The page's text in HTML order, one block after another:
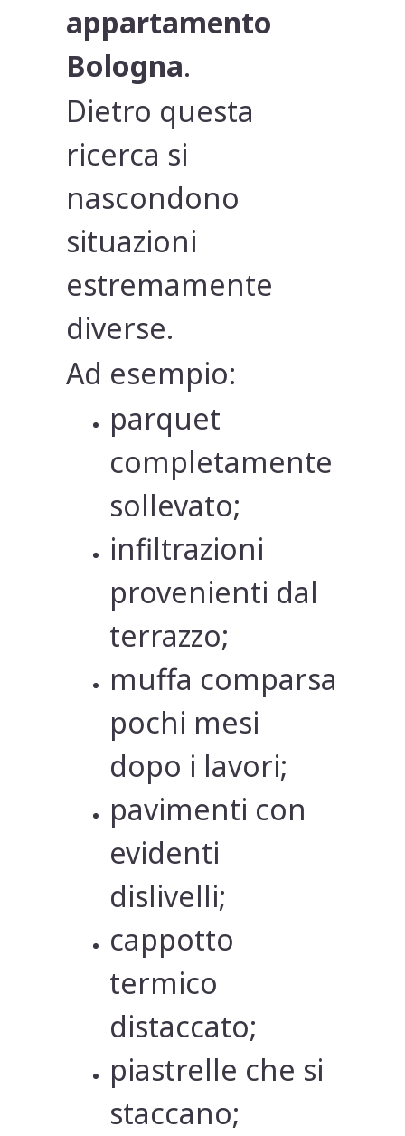
appartamento
Bologna.
Dietro questa
ricerca si
nascondono
situazioni
estremamente
diverse.
Ad esempio:
parquet
completamente
sollevato;
infiltrazioni
provenienti dal
terrazzo;
muffa comparsa
pochi mesi
dopo i lavori;
pavimenti con
evidenti
dislivelli;
cappotto
termico
distaccato;
piastrelle che si
staccano;